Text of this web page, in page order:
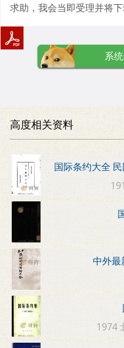
求助，我会当即受理并将下
系
高度相关资料
国际条约大全
中外最
1974